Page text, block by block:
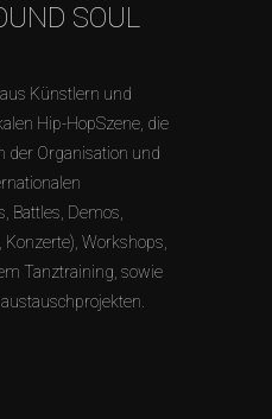
SOUL
Künstlern und
Hip-HopSzene, die
der Organisation und
Battles, Demos,
Workshops,
Tanztraining, sowie